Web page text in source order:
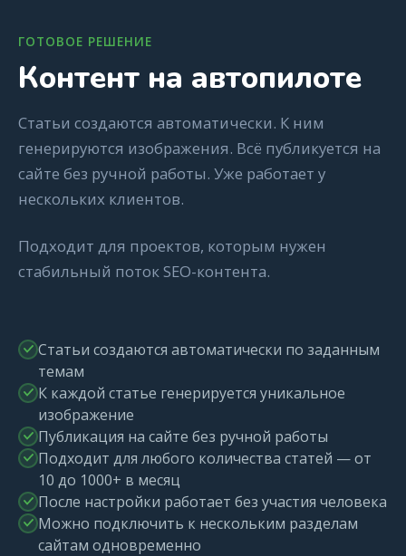
ГОТОВОЕ РЕШЕНИЕ
Контент на автопилоте
Статьи создаются автоматически. К ним
генерируются изображения. Всё публикуется на
сайте без ручной работы. Уже работает у
нескольких клиентов.
Подходит для проектов, которым нужен
стабильный поток SEO-контента.
Статьи создаются автоматически по заданным
темам
К каждой статье генерируется уникальное
изображение
Публикация на сайте без ручной работы
Подходит для любого количества статей — от
10 до 1000+ в месяц
После настройки работает без участия человека
Можно подключить к нескольким разделам
сайтам одновременно